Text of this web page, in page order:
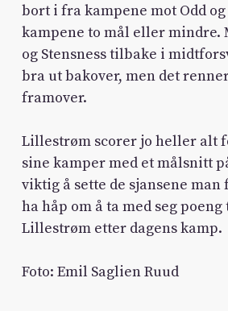
bort i fra kampene mot Odd
kampene to mål eller mindre.
og Stensness tilbake i
bra ut bakover, men det
framover.
Lillestrøm scorer jo heller alt
sine kamper med et målsnitt
viktig å sette de sjansene man
ha håp om å ta med seg
Lillestrøm etter dagens kamp.
Foto: Emil Saglien Ruud